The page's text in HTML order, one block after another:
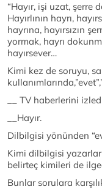
“Hayır, işi uzat, şerre
Hayırlının hayrı,
hayrına, hayırsızın
yormak, hayrı
hayırsever…
Kimi kez de soruyu,
__ TV haberlerini
Dilbilgisi yönünden
Kimi dilbilgisi
belirteç kimileri de
Bunlar sorulara